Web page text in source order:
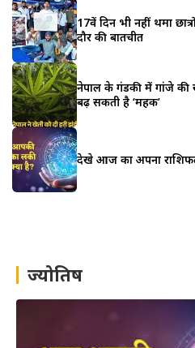
17वें दिन भी नहीं थमा
दौर की बातचीत
नेपाल के गंडकी में गांजे की
बढ़ सकती है ‘महक’
देखे आज का अपना
ज्योतिष